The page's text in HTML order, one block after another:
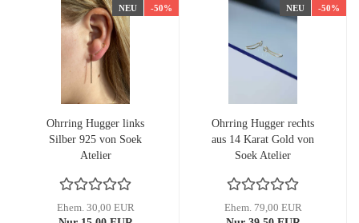
NEU -50%
Ohrring Hugger links
Silber 925 von Soek
Atelier
Ehem. 30,00 EUR
NEU -50%
Ohrring Hugger rechts
aus 14 Karat Gold von
Soek Atelier
Ehem. 79,00 EUR